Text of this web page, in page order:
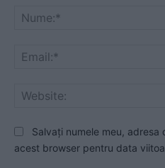
Salvați numele meu,
acest browser pentru data